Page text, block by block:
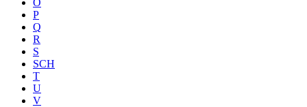
P
Q
R
S
SCH
T
U
V